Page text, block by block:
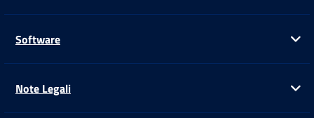
Software
Note Legali